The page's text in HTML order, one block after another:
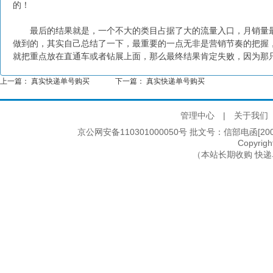
的！
最后的结果就是，一个不大的类目占据了大的流量入口，月销量
做到的，其实自己总结了一下，最重要的一点无非是营销节奏的把
就把重点放在直通车或者钻展上面，那么最终结果肯定失败，因为
上一篇： 真实快递单号购买 下一篇： 真实快递单号购买
管理中心 |
关于我们
京公网安备110301000050号 批文号：信部电函
（本站长期收购 快